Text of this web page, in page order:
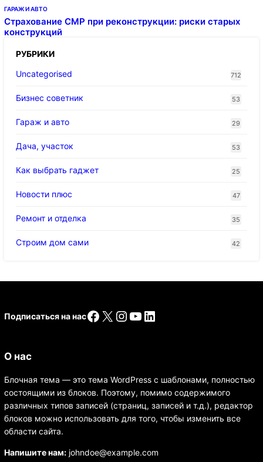
ГАРАЖ И АВТО
Страхование СМР при реконструкции: риски старых
конструкций
РУБРИКИ
Uncategorised
712
Бизнес советник 53
Гараж и авто 29
Дача, участок 53
Как выбрать гаджет 25
Новости плюс 47
Ремонт и отделка 35
Строим дом сами 42
Подписаться на насFacebook
X Instagram
YouTube
LinkedIn
О нас
Блочная тема — это тема WordPress с шаблонами, полностью
состоящими из блоков. Поэтому, помимо содержимого
различных типов записей (страниц, записей и т.д.), редактор
блоков можно использовать для того, чтобы изменить все
области сайта.
Напишите нам:johndoe@example.com